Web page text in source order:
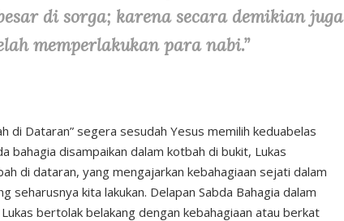
di sorga; karena secara demikian juga
memperlakukan para nabi.”
di Dataran” segera sesudah Yesus memilih keduabelas
bahagia disampaikan dalam kotbah di bukit, Lukas
di dataran, yang mengajarkan kebahagiaan sejati dalam
seharusnya kita lakukan. Delapan Sabda Bahagia dalam
bertolak belakang dengan kebahagiaan atau berkat